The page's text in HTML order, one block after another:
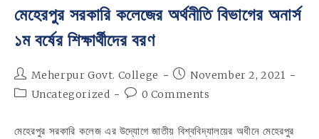
মেহেরপুর সরকারি কলেজের অর্থনীতি বিভাগের অনার্স
১ম বর্ষের শিক্ষার্থীদের বরণ
Post
author:
Meherpur Govt. College
Post
published:
November 2, 2021
PostUncategorized
Post0 Comments
মেহেরপুর সরকারি কলেজ এর উদ্যোগে জাতীয় বিশ্ববিদ্যালয়ের অধীনে মেহেরপুর